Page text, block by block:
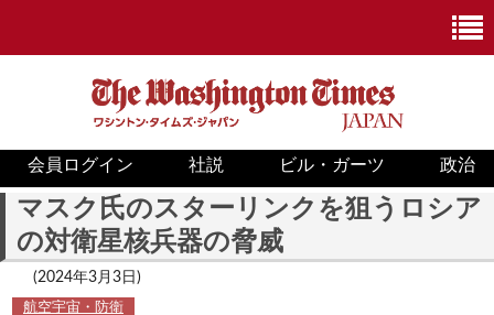
ニュース
政治
ホワイトハウス
会員ログイン 社説 ビル・ガーツ 政治
マスク氏のスターリンクを狙うロシア
の対衛星核兵器の脅威
(2024年3月3日)
航空宇宙・防衛